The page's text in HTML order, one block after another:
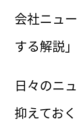
会社ニュ
する解説
日々のニ
抑えてお